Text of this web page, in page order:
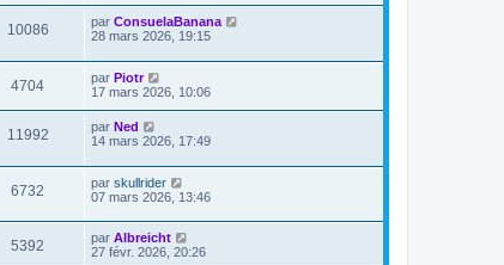
10086 par ConsuelaBanana
28 mars 2026, 19:15
4704 par Piotr
17 mars 2026, 10:06
11992 par Ned
14 mars 2026, 17:49
6732 par skullrider
07 mars 2026, 13:46
5392 par Albreicht
27 févr. 2026, 20:26